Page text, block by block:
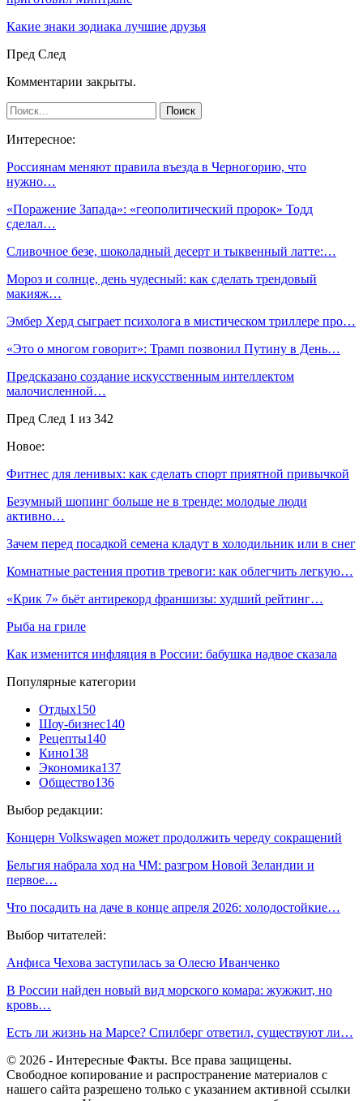
Какие знаки зодиака лучшие друзья
Пред След
Комментарии закрыты.
Интересное:
Россиянам меняют правила въезда в Черногорию, что
нужно…
«Поражение Запада»: «геополитический пророк» Тодд
сделал…
Сливочное безе, шоколадный десерт и тыквенный латте:…
Мороз и солнце, день чудесный: как сделать трендовый
макияж…
Эмбер Херд сыграет психолога в мистическом триллере про…
«Это о многом говорит»: Трамп позвонил Путину в День…
Предсказано создание искусственным интеллектом
малочисленной…
Пред След 1 из 342
Новое:
Фитнес для ленивых: как сделать спорт приятной привычкой
Безумный шопинг больше не в тренде: молодые люди
активно…
Зачем перед посадкой семена кладут в холодильник или в снег
Комнатные растения против тревоги: как облегчить легкую…
«Крик 7» бьёт антирекорд франшизы: худший рейтинг…
Рыба на гриле
Как изменится инфляция в России: бабушка надвое сказала
Популярные категории
Отдых150
Шоу-бизнес140
Рецепты140
Кино138
Экономика137
Общество136
Выбор редакции:
Концерн Volkswagen может продолжить череду сокращений
Бельгия набрала ход на ЧМ: разгром Новой Зеландии и
первое…
Что посадить на даче в конце апреля 2026: холодостойкие…
Выбор читателей:
Анфиса Чехова заступилась за Олесю Иванченко
В России найден новый вид морского комара: жужжит, но
кровь…
Есть ли жизнь на Марсе? Спилберг ответил, существуют ли…
© 2026 - Интересные Факты. Все права защищены.
Свободное копирование и распространение материалов с
нашего сайта разрешено только с указанием активной ссылки